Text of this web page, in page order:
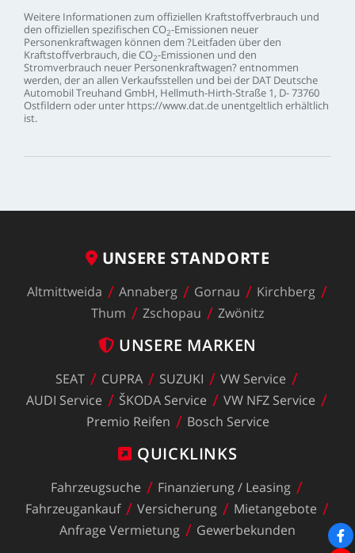
Weitere Informationen zum offiziellen Kraftstoffverbrauch und
den offiziellen spezifischen CO2-Emissionen neuer
Personenkraftwagen können dem ?Leitfaden überden
Kraftstoffverbrauch, dieCO2-Emissionen und den
Stromverbrauch neuer Personenkraftwagen? entnommen
werden, deran allen Verkaufsstellen und beider DAT Deutsche
AutomobilTreuhand GmbH, Hellmuth-Hirth-Straße 1, D-73760
Ostfildern oder unter https://www.dat.de unentgeltlich erhältlich
ist.
UNSERE STANDORTE
Altmittweida Annaberg Gornau
Kirchberg
Thum
Zschopau Zwönitz
UNSERE MARKEN
SEAT CUPRA SUZUKI VW Service
AUDI Service ŠKODA Service VW NFZ Service
Premio Reifen Bosch Service
QUICKLINKS
Fahrzeugsuche Finanzierung/ Leasing
Fahrzeugankauf
Versicherung
Mietangebote
Anfrage Vermietung Gewerbekunden